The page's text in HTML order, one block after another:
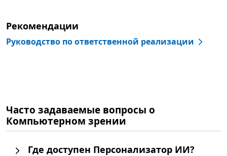
Рекомендации
Руководство по ответственной реализации
Часто задаваемые вопросы о
Компьютерном зрении
Где доступен Персонализатор ИИ?